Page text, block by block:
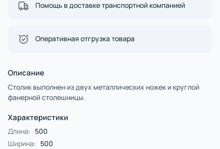
Помощь в доставке транспортной компанией
Оперативная отгрузка товара
Описание
Столик выполнен из двух металлических ножек и круглой
фанерной столешницы.
Характеристики
Длина: 500
Ширина: 500